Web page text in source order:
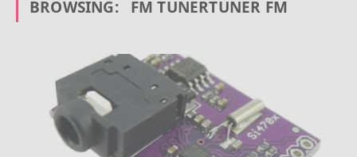
BROWSING: FM TUNERTUNER FM